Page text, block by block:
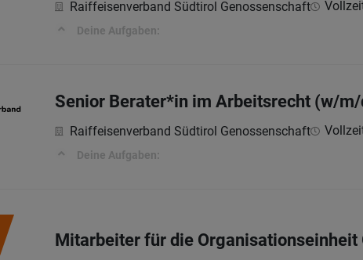
Raiffeisenverband Südtirol Genossenschaft
Deine Aufgaben:
Senior Berater*in im Arbeitsrecht (w/
Raiffeisenverband Südtirol Genossenschaft
Deine Aufgaben:
Mitarbeiter für die